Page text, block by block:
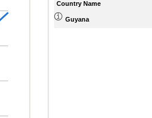
Country Name
Guyana